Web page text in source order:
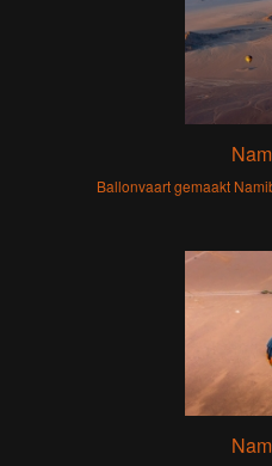
Ballonvaart gemaakt